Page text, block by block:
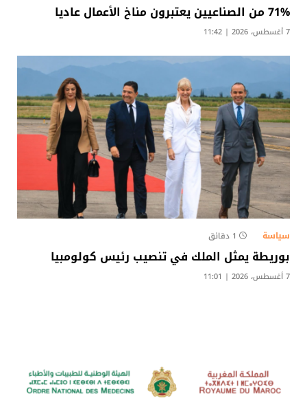
71% من الصناعيين يعتبرون مناخ الأعمال عاديا
7 أغسطس، 2026 | 11:42
سياسة 1 دقائق
بوريطة يمثل الملك في تنصيب رئيس كولومبيا
7 أغسطس، 2026 | 11:01